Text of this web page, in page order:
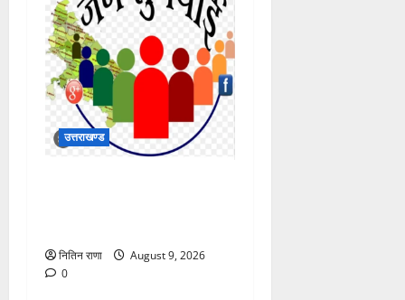
उत्तराखण्ड
नितिन राणा
August 9, 2026
0